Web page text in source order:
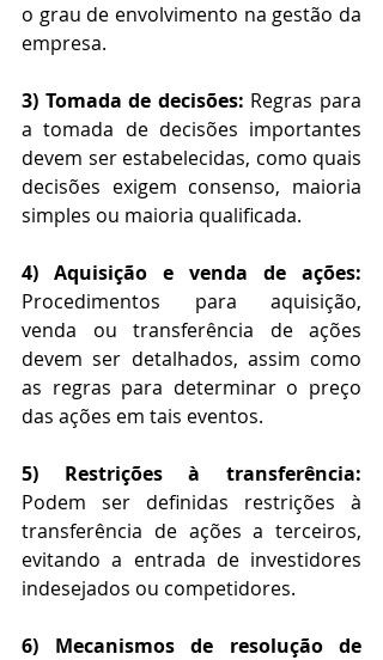
o grau de envolvimento na gestão da
empresa.
3) Tomada de decisões: Regras para
a tomada de decisões importantes
devem ser estabelecidas, como quais
decisões exigem consenso, maioria
simples ou maioria qualificada.
4) Aquisição e venda de ações:
Procedimentos para aquisição,
venda ou transferência de ações
devem ser detalhados, assim como
as regras para determinar o preço
das ações em tais eventos.
Podem ser definidas restrições à
transferência de ações a terceiros,
evitando a entrada de investidores
indesejados ou competidores.
6) Mecanismos de resolução de